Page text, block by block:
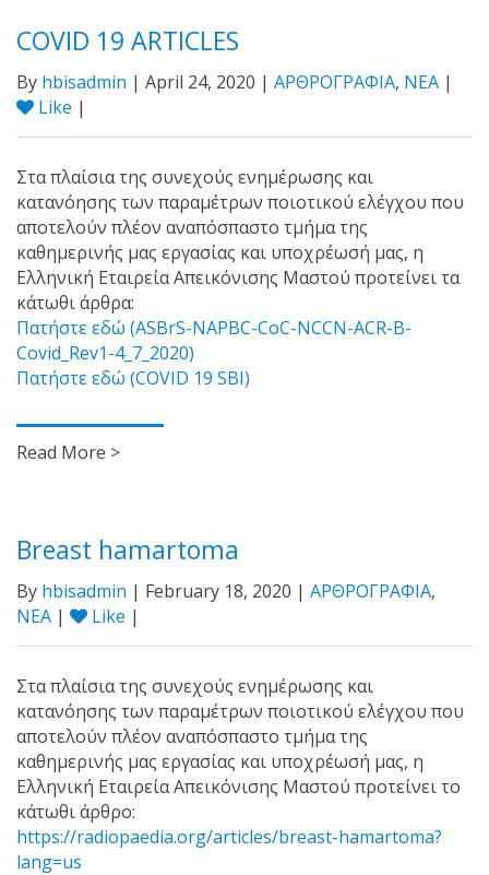
COVID 19 ARTICLES
By hbisadmin | April 24, 2020 | ΑΡΘΡΟΓΡΑΦΙΑ, ΝΕΑ |
Like |
Στα πλαίσια της συνεχούς ενημέρωσης και
κατανόησης των παραμέτρων ποιοτικού ελέγχου που
αποτελούν πλέον αναπόσπαστο τμήμα της
καθημερινής μας εργασίας και υποχρέωσή μας, η
Ελληνική Εταιρεία Απεικόνισης Μαστού προτείνει τα
κάτωθι άρθρα:
Πατήστε εδώ (ASBrS-NAPBC-CoC-NCCN-ACR-B-
Covid_Rev1-4_7_2020)
Πατήστε εδώ (COVID 19 SBI)
Read More >
Breast hamartoma
By hbisadmin | February 18, 2020 | ΑΡΘΡΟΓΡΑΦΙΑ,
ΝΕΑ | Like |
Στα πλαίσια της συνεχούς ενημέρωσης και
κατανόησης των παραμέτρων ποιοτικού ελέγχου που
αποτελούν πλέον αναπόσπαστο τμήμα της
καθημερινής μας εργασίας και υποχρέωσή μας, η
Ελληνική Εταιρεία Απεικόνισης Μαστού προτείνει το
κάτωθι άρθρο:
https://radiopaedia.org/articles/breast-hamartoma?
lang=us